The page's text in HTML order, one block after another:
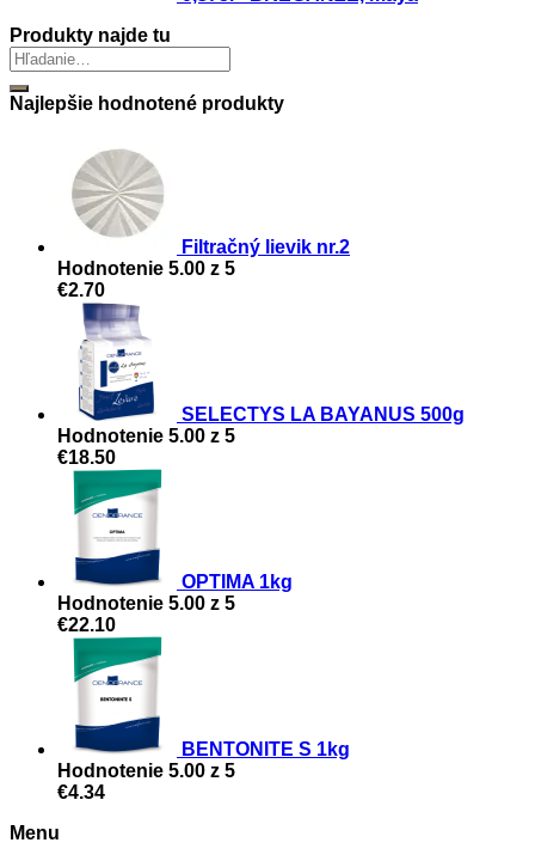
Produkty najde tu
Najlepšie hodnotené produkty
Filtračný lievik nr.2
Hodnotenie 5.00 z 5
€2.70
SELECTYS LA BAYANUS 500g
Hodnotenie 5.00 z 5
€18.50
OPTIMA 1kg
Hodnotenie 5.00 z 5
€22.10
BENTONITE S 1kg
Hodnotenie 5.00 z 5
€4.34
Menu